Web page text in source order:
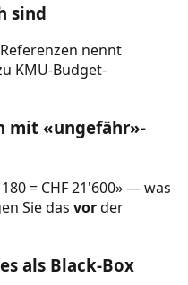
sind
nennt
KMU-Budget-
mit «ungefähr»-
= CHF 21'600» — was
Sie das vorder
als Black-Box